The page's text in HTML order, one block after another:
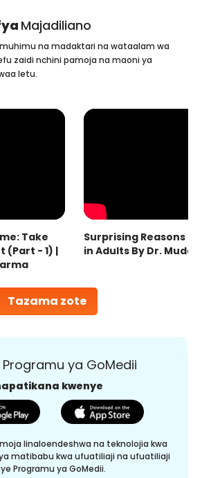
Majadiliano
Tazama zote
na madaktari na wataalam wa
zaidi nchini pamoja na maoni ya
letu.
Take
(Part - 1) |
Surprising Reasons
in Adults By Dr.
Programu ya GoMedii
kwenye
linaloendeshwa na teknolojia kwa
matibabu kwa ufuatiliaji na ufuatiliaji
Programu ya GoMedii.